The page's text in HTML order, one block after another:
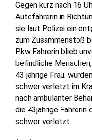
Gegen kurz nach 16
Autofahrerin in
sie laut Polizei ein
zum Zusammenstoß
Pkw Fahrerin blieb
befindliche
43 jährige Frau,
schwer verletzt im
nach ambulanter
die 43jährige Fahrerin
schwer verletzt.